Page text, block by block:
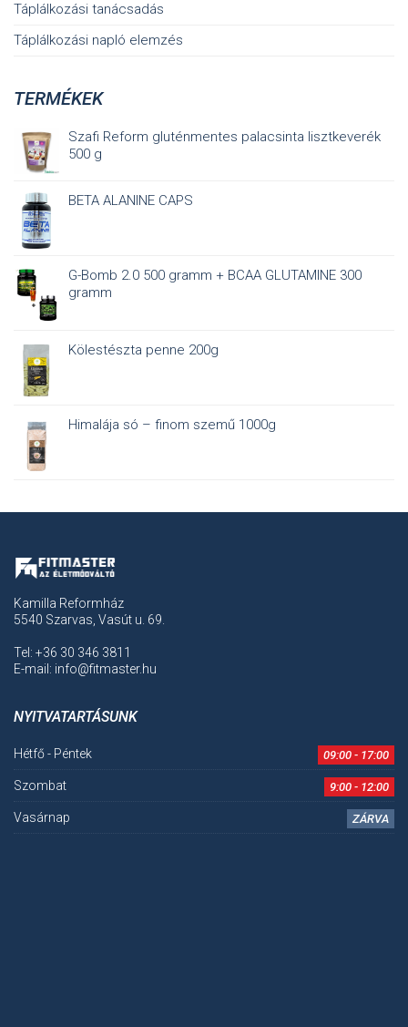
Táplálkozási tanácsadás
Táplálkozási napló elemzés
TERMÉKEK
Szafi Reform gluténmentes palacsinta lisztkeverék
500 g
BETA ALANINE CAPS
G-Bomb 2.0 500 gramm + BCAA GLUTAMINE 300
gramm
Kölestészta penne 200g
Himalája só – finom szemű 1000g
Kamilla Reformház
5540 Szarvas, Vasút u. 69.
Tel: +36 30 346 3811
E-mail: info@fitmaster.hu
NYITVATARTÁSUNK
Hétfő - Péntek 09:00 - 17:00
Szombat 9:00 - 12:00
Vasárnap ZÁRVA